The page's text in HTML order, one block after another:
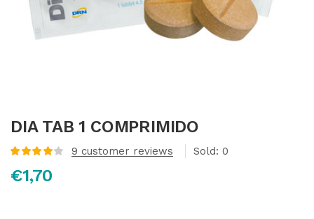
DIA TAB 1 COMPRIMIDO
con 4.13de
5 en base
9 customer reviews Sold: 0
€1,70